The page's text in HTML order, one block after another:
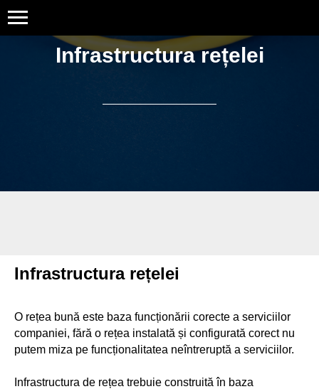
Infrastructura rețelei
Infrastructura rețelei
O rețea bună este baza funcționării corecte a serviciilor
companiei, fără o rețea instalată și configurată corect nu
putem miza pe funcționalitatea neîntreruptă a serviciilor.
Infrastructura de rețea trebuie construită în baza